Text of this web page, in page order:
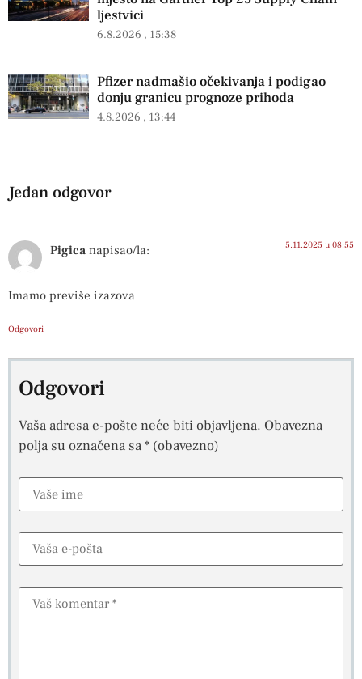
ljestvici
6.8.2026 15:38
Pfizer nadmašio očekivanja i podigao
donju granicu prognoze prihoda
4.8.2026 13:44
Jedan odgovor
Pigica napisao/la: 5.11.2025 u 08:55
Imamo previše izazova
Odgovori
Odgovori
Vaša adresa e-pošte neće biti objavljena. Obavezna
polja su označena sa* (obavezno)